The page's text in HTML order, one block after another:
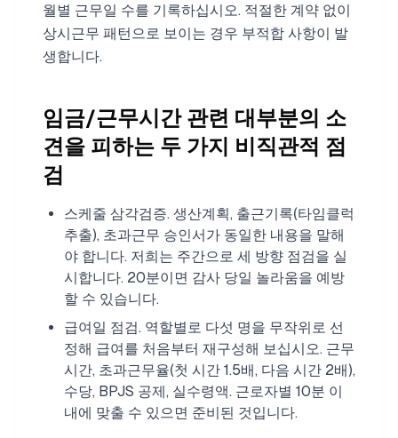
월별 근무일 수를 기록하십시오. 적절한 계약 없이
상시근무 패턴으로 보이는 경우 부적합 사항이 발
생합니다.
임금/근무시간 관련 대부분의 소
견을 피하는 두 가지 비직관적 점
검
스케줄 삼각검증. 생산계획, 출근기록(타임클럭
추출), 초과근무 승인서가 동일한 내용을 말해
야 합니다. 저희는 주간으로 세 방향 점검을 실
시합니다. 20분이면 감사 당일 놀라움을 예방
할 수 있습니다.
급여일 점검. 역할별로 다섯 명을 무작위로 선
정해 급여를 처음부터 재구성해 보십시오. 근무
시간, 초과근무율(첫 시간 1.5배, 다음 시간 2배),
수당, BPJS 공제, 실수령액. 근로자별 10분 이
내에 맞출 수 있으면 준비된 것입니다.